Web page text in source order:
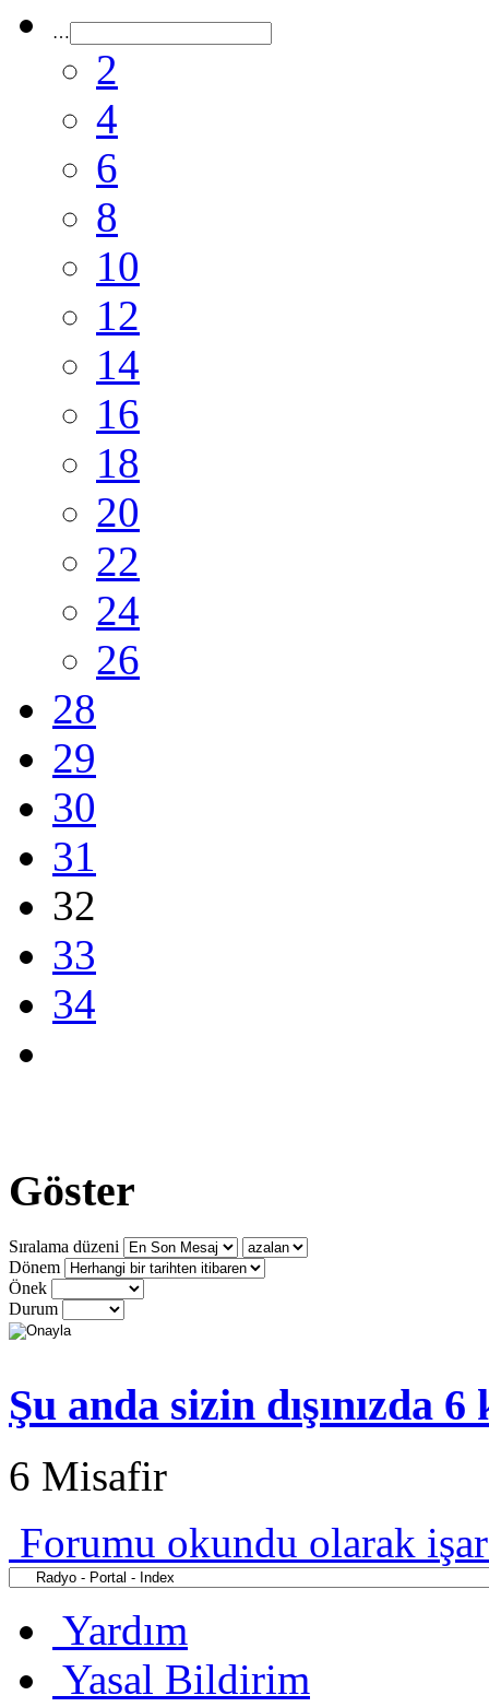
…
2
4
6
8
10
12
14
16
18
20
22
24
26
28
29
30
31
32
33
34
Göster
Sıralama düzeni
Dönem
Önek
Durum
Şu anda sizin dışınızda
6 Misafir
Forumu okundu olarak
Yardım
Yasal Bildirim